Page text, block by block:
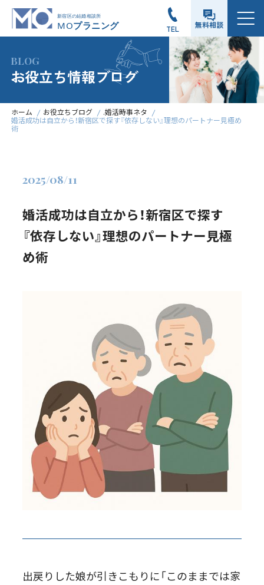
TEL 無料相談
メニュー
BLOG
お役立ち情報ブログ
ホーム お役立ちブログ
.婚活時事ネタ
婚活成功は自立から！新宿区で探す『依存しない』理想のパートナー見極め
術
婚活成功は自立から！新宿区で探す
『依存しない』理想のパートナー見極
め術
2025/08/11
出戻りした娘が引きこもりに「このままでは家